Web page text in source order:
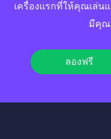
เครื่องแรกที่ให้คุณเล่น
มีคุณ
ลองฟรี